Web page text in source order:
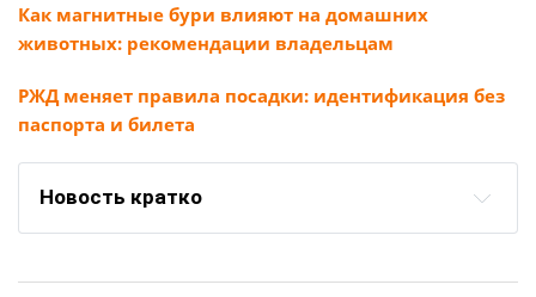
Как магнитные бури влияют на домашних
животных: рекомендации владельцам
РЖД меняет правила посадки: идентификация без
паспорта и билета
Новость кратко